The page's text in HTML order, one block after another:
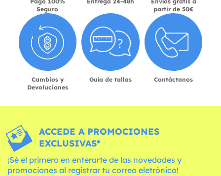
Seguro
partir de 50€
Cambios y
Devoluciones
Guía de tallas Contáctanos
ACCEDE A PROMOCIONES
EXCLUSIVAS*
¡Sé el primero en enterarte de las novedades y
promociones al registrar tu correo eletrónico!